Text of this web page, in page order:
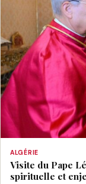
ALGÉRIE
Visite du Pape
spirituelle et